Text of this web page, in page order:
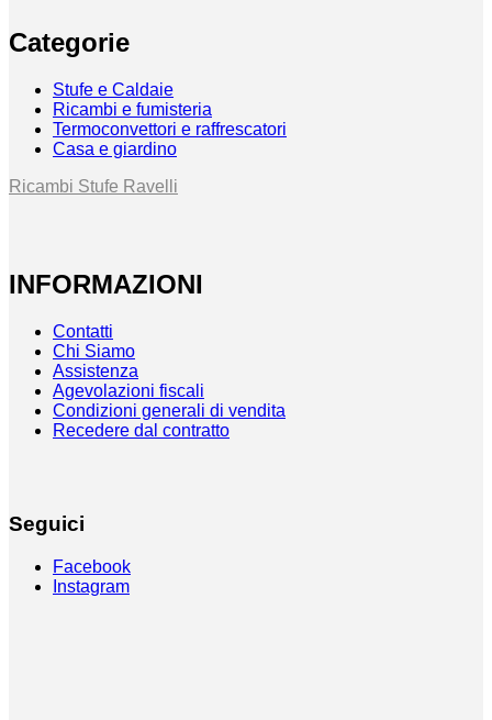
Categorie
Stufe e Caldaie
Ricambi e fumisteria
Termoconvettori e raffrescatori
Casa e giardino
Ricambi Stufe Ravelli
INFORMAZIONI
Contatti
Chi Siamo
Assistenza
Agevolazioni fiscali
Condizioni generali di vendita
Recedere dal contratto
Seguici
Facebook
Instagram